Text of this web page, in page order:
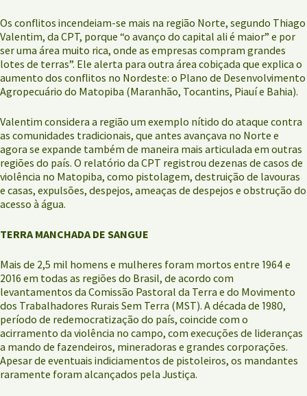
Os conflitos incendeiam-se mais na região Norte, segundo Thiago
Valentim, da CPT, porque “o avanço do capital ali é maior” e por
ser uma área muito rica, onde as empresas compram grandes
lotes de terras”. Ele alerta para outra área cobiçada que explica o
aumento dos conflitos no Nordeste: o Plano de Desenvolvimento
Agropecuário do Matopiba (Maranhão, Tocantins, Piauí e Bahia).
Valentim considera a região um exemplo nítido do ataque contra
as comunidades tradicionais, que antes avançava no Norte e
agora se expande também de maneira mais articulada em outras
regiões do país. O relatório da CPT registrou dezenas de casos de
violência no Matopiba, como pistolagem, destruição de lavouras
e casas, expulsões, despejos, ameaças de despejos e obstrução do
acesso à água.
TERRA MANCHADA DE SANGUE
Mais de 2,5 mil homens e mulheres foram mortos entre 1964 e
2016 em todas as regiões do Brasil, de acordo com
levantamentos da Comissão Pastoral da Terra e do Movimento
dos Trabalhadores Rurais Sem Terra (MST). A década de 1980,
período de redemocratização do país, coincide com o
acirramento da violência no campo, com execuções de lideranças
a mando de fazendeiros, mineradoras e grandes corporações.
Apesar de eventuais indiciamentos de pistoleiros, os mandantes
raramente foram alcançados pela Justiça.